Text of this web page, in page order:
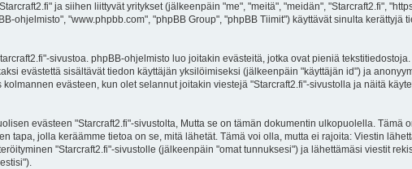
ja siihen liittyvät yritykset (jälkeenpäin "me", "meitä", "meidän", "Starcraft2.fi",
ohjelmisto", "www.phpbb.com", "phpBB Group", "phpBB Tiimit") käyttävät sinulta kerättyjä
sivustoa. phpBB-ohjelmisto luo joitakin evästeitä, jotka ovat pieniä
evästettä sisältävät tiedon käyttäjän yksilöimiseksi (jälkeenpäin "käyttäjän id") ja
evästeen, kun olet selannut joitakin viestejä "Starcraft2.fi"-sivustolla ja näitä
evästeen "Starcraft2.fi"-sivustolta, Mutta se on tämän dokumentin ulkopuolella. Tämä
tapa, jolla keräämme tietoa on se, mitä lähetät. Tämä voi olla, mutta ei rajoita: Viestin
"Starcraft2.fi"-sivustolle (jälkeenpäin "omat tunnuksesi") ja lähettämäsi viestit